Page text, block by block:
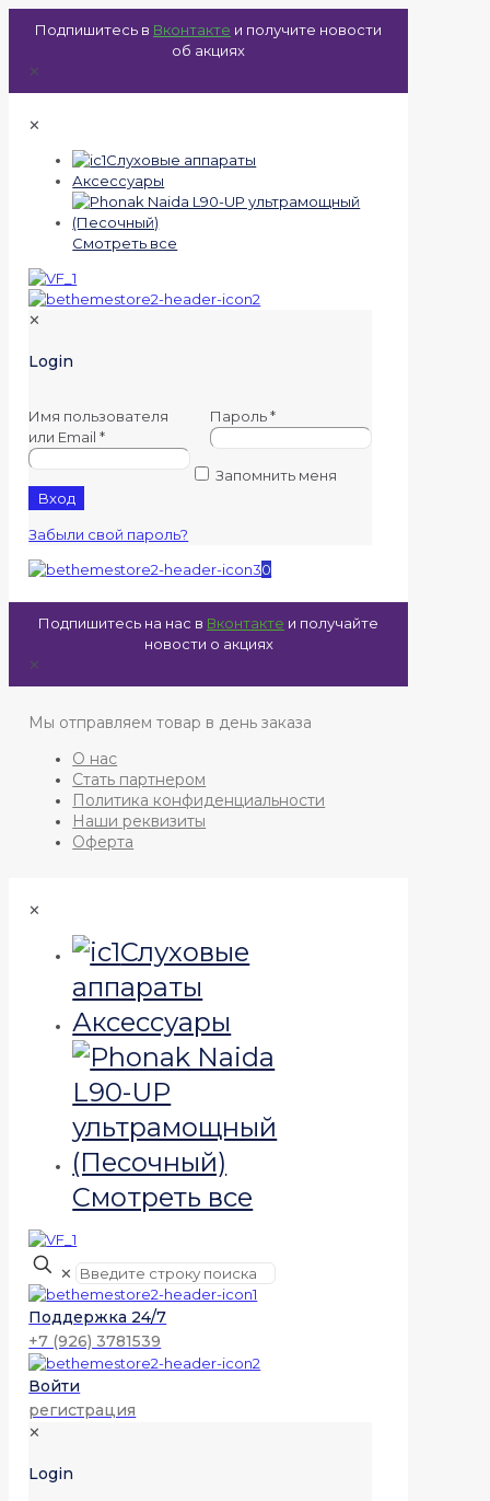
Подпишитесь в Вконтакте и получите новости
об акциях
✕
✕
Слуховые аппараты
Аксессуары
Смотреть все
✕
Login
Имя пользователя
или Email*
Пароль*
Запомнить меня
Вход
Забыли свой пароль?
0
Подпишитесь на нас в Вконтакте и получайте
новости о акциях
✕
Мы отправляем товар в день заказа
О нас
Стать партнером
Политика конфиденциальности
Наши реквизиты
Оферта
✕
Слуховые
аппараты
Аксессуары
Смотреть все
✕
Поддержка 24/7
+7 (926) 3781539
Войти
регистрация
✕
Login